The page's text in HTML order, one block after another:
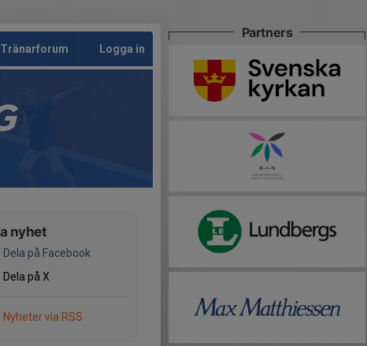
Tränarforum Logga in
nyhet
Dela på Facebook
Dela på X
Nyheter via RSS
Partners